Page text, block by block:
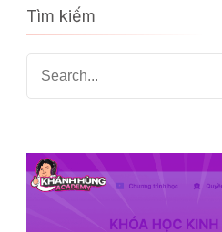
Tìm kiếm
Search
for: